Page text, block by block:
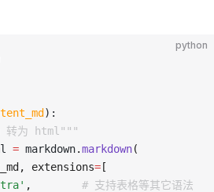
python
):
转为 html"""
= markdown.markdown(
extensions
= [
, # 支持表格等其它语法